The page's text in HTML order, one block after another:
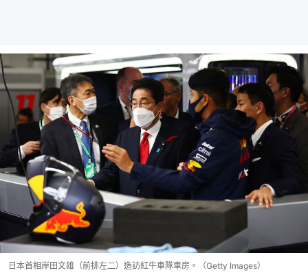
日本首相岸田文雄（前排左二）造訪紅牛車隊車房。（Getty Images）